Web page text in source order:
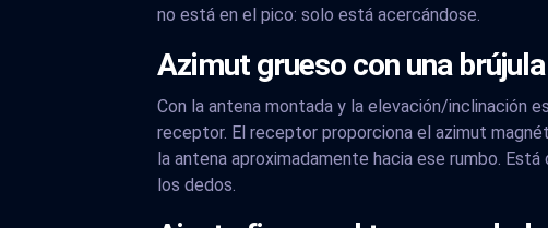
no está en el pico: solo está acercándose.
Azimut grueso con una
Con la antena montada y la elevación/inclinación
receptor. El receptor proporciona el azimut
la antena aproximadamente hacia ese rumbo.
los dedos.